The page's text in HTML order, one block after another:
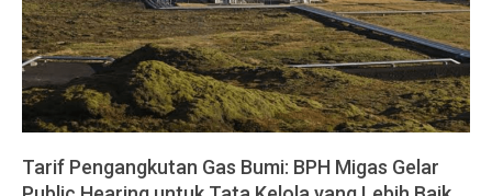
Tarif Pengangkutan Gas Bumi: BPH Migas Gelar